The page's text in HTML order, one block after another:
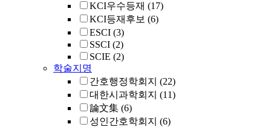
KCI우수등재 (17)
KCI등재후보 (6)
ESCI (3)
SSCI (2)
SCIE (2)
학술지명
간호행정학회지 (22)
대한시과학회지 (11)
論文集 (6)
성인간호학회지 (6)